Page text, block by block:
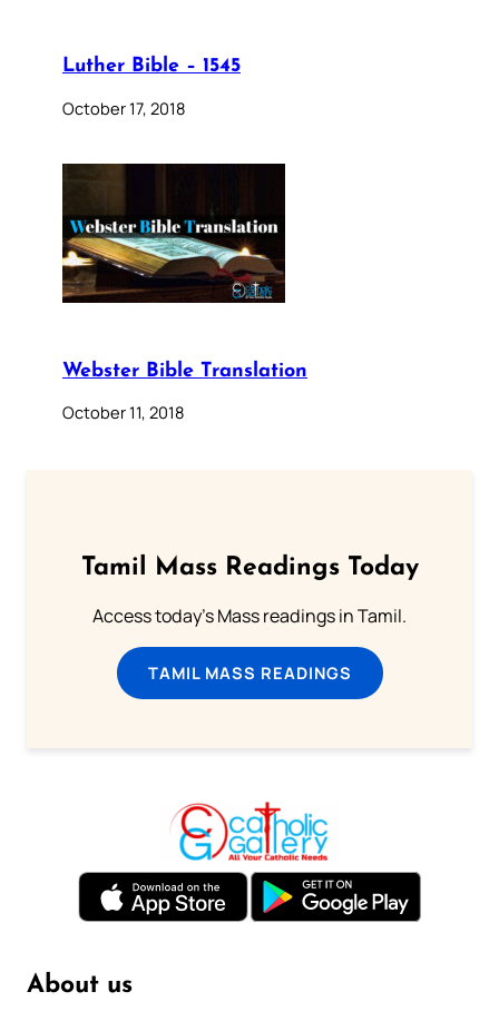
Luther Bible – 1545
October 17, 2018
Webster Bible Translation
October 11, 2018
Tamil Mass Readings Today
Access today's Mass readings in Tamil.
TAMIL MASS READINGS
About us